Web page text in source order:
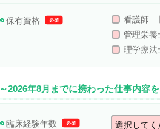
保有資格 必須 看護師
管理栄養
理学療法
～2026年8月までに携わった仕事内容を
臨床経験年数 必須